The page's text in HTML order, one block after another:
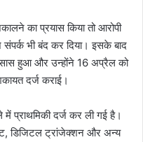
का प्रयास किया तो आरोपी
भी बंद कर दिया। इसके बाद
हुआ और उन्होंने 16 अप्रैल को
दर्ज कराई।
में प्राथमिकी दर्ज कर ली गई है।
डिजिटल ट्रांजेक्शन और अन्य